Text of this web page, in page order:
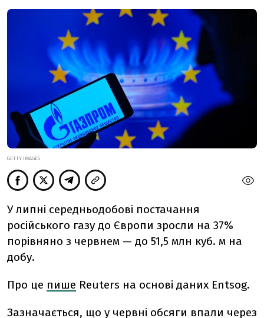
GETTY IMAGES
У липні середньодобові постачання
російського газу до Європи зросли на 37%
порівняно з червнем — до 51,5 млн куб. м на
добу.
Про це пише Reuters на основі даних Entsog.
Зазначається, що у червні обсяги впали через